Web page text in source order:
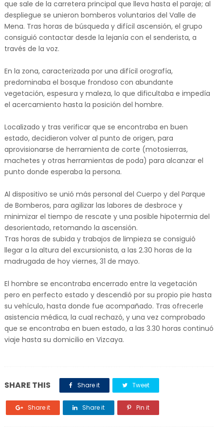
que sale de la carretera principal que lleva hasta el paraje; al
despliegue se unieron bomberos voluntarios del Valle de
Mena. Tras horas de búsqueda y difícil ascensión, el grupo
consiguió contactar desde la lejanía con el senderista, a
través de la voz.
En la zona, caracterizada por una difícil orografía,
predominaba el bosque frondoso con abundante
vegetación, espesura y maleza, lo que dificultaba e impedía
el acercamiento hasta la posición del hombre.
Localizado y tras verificar que se encontraba en buen
estado, decidieron volver al punto de origen, para
aprovisionarse de herramienta de corte (motosierras,
machetes y otras herramientas de poda) para alcanzar el
punto donde esperaba la persona.
Al dispositivo se unió más personal del Cuerpo y del Parque
de Bomberos, para agilizar las labores de desbroce y
minimizar el tiempo de rescate y una posible hipotermia del
desorientado, retomando la ascensión.
Tras horas de subida y trabajos de limpieza se consiguió
llegar a la altura del excursionista, a las 2.30 horas de la
madrugada de hoy viernes, 31 de mayo.
El hombre se encontraba encerrado entre la vegetación
pero en perfecto estado y descendió por su propio pie hasta
su vehículo, hasta donde fue acompañado. Tras ofrecerle
asistencia médica, la cual rechazó, y una vez comprobado
que se encontraba en buen estado, a las 3.30 horas continuó
viaje hasta su domicilio en Vizcaya.
SHARE THIS Share it Tweet
Share it Share it Pin it